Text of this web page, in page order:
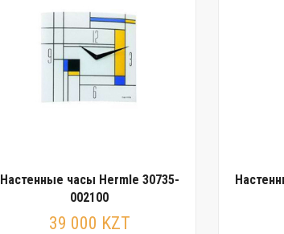
Настенные часы Hermle 30735-
002100
39 000 KZT